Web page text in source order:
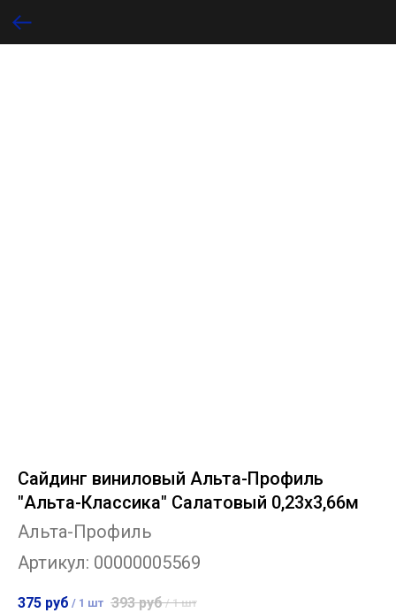
Сайдинг виниловый Альта-Профиль
"Альта-Классика" Салатовый 0,23х3,66м
Альта-Профиль
Артикул: 00000005569
375 руб / 1 шт 393 руб / 1 шт